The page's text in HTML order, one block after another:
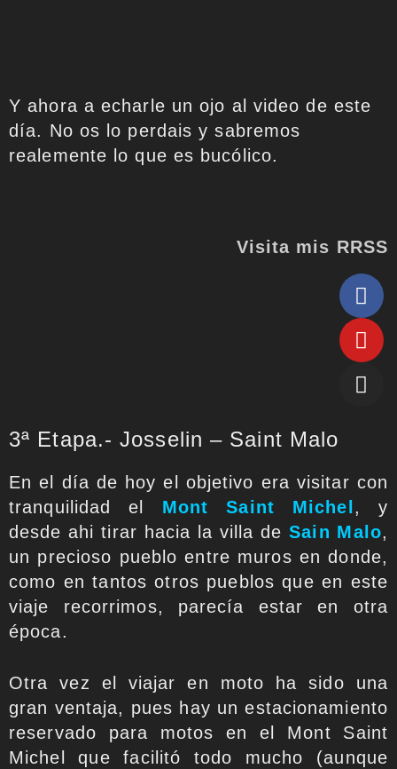
Y ahora a echarle un ojo al video de este
día. No os lo perdais y sabremos
realemente lo que es bucólico.
Visita mis RRSS
3ª Etapa.- Josselin – Saint Malo
En el día de hoy el objetivo era visitar con
tranquilidad el Mont Saint Michel , y
desde ahi tirar hacia la villa deSain Malo,
un precioso pueblo entre muros en donde,
como en tantos otros pueblos que en este
viaje recorrimos, parecía estar en otra
época.
Otra vez el viajar en moto ha sido una
gran ventaja, pues hay un estacionamiento
reservado para motos en el Mont Saint
Michel que facilitó todo mucho (aunque